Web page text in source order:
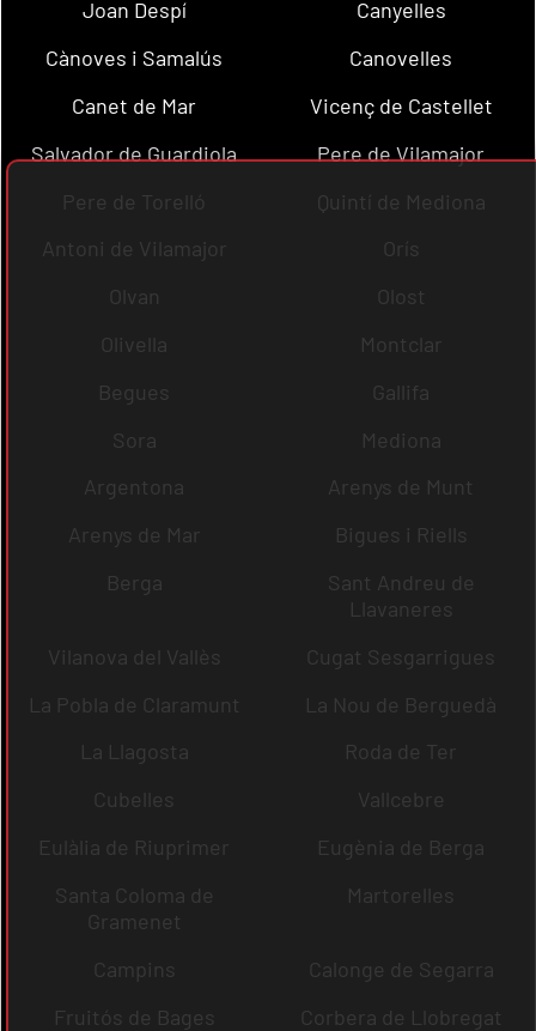
Joan Despí
Canyelles
Cànoves i Samalús
Canovelles
Canet de Mar
Vicenç de Castellet
Salvador de Guardiola
Pere de Vilamajor
Pere de Torelló
Quintí de Mediona
Antoni de Vilamajor
Orís
Olvan
Olost
Olivella
Montclar
Begues
Gallifa
Sora
Mediona
Argentona
Arenys de Munt
Arenys de Mar
Bigues i Riells
Berga
Sant Andreu de
Llavaneres
Vilanova del Vallès
Cugat Sesgarrigues
La Pobla de Claramunt
La Nou de Berguedà
La Llagosta
Roda de Ter
Cubelles
Vallcebre
Eulàlia de Riuprimer
Eugènia de Berga
Santa Coloma de
Gramenet
Martorelles
Campins
Calonge de Segarra
Fruitós de Bages
Corbera de Llobregat